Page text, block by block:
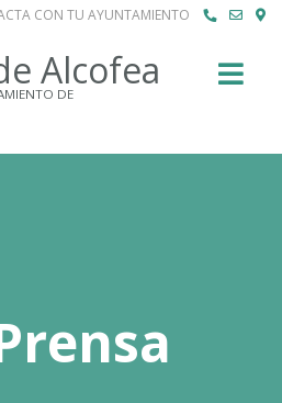
CON TU AYUNTAMIENTO
Alcofea
DE